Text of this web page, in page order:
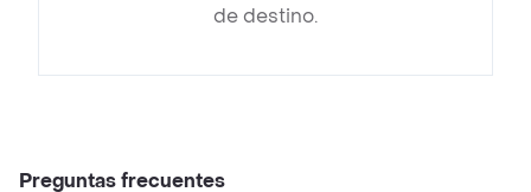
de destino.
Preguntas frecuentes